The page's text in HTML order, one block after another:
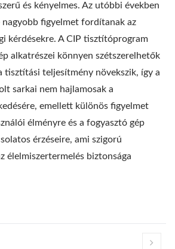
és kényelmes. Az utóbbi években
nagyobb figyelmet fordítanak az
kérdésekre. A CIP tisztítóprogram
alkatrészei könnyen szétszerelhetők
tisztítási teljesítmény növekszik, így a
sarkai nem hajlamosak a
emellett különös figyelmet
élményre és a fogyasztó gép
érzéseire, ami szigorú
élelmiszertermelés biztonsága